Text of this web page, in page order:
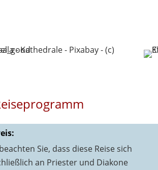
Sie, dass diese Reise sich
an Priester und Diakone